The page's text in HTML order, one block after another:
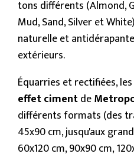
tons différents (Almond,
Mud, Sand, Silver et
naturelle et
extérieurs.
Équarries et rectifiées,
effet cimentde
différents formats (des
45x90 cm, jusqu'aux
60x120 cm, 90x90 cm,